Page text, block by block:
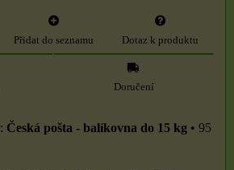
Přidat do seznamu Dotaz k produktu
Doručení
Česká pošta - balíkovna do 15 kg • 95